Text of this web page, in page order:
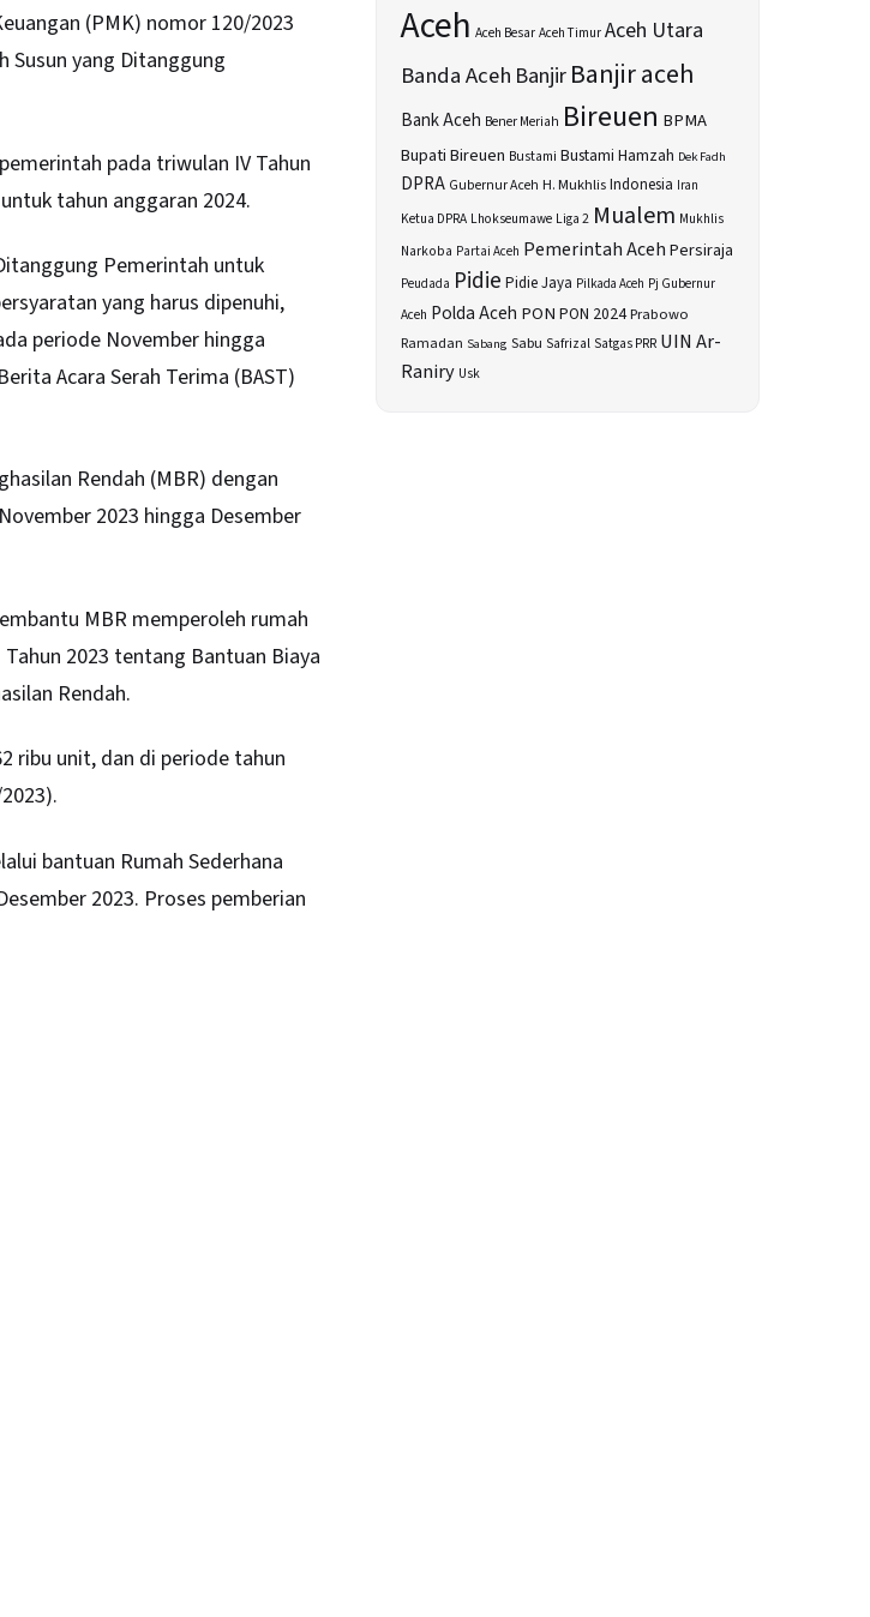
(PMK) nomor 120/2023
Susun yang Ditanggung
pada triwulan IV Tahun
tahun anggaran 2024.
Pemerintah untuk
yang harus dipenuhi,
periode November hingga
Acara Serah Terima (BAST)
Rendah (MBR) dengan
2023 hingga Desember
MBR memperoleh rumah
2023 tentang Bantuan Biaya
Rendah.
ribu unit, dan di periode tahun
bantuan Rumah Sederhana
2023. Proses pemberian
Aceh Aceh Besar Aceh Timur Aceh Utara
Banda Aceh BanjirBanjir aceh
Bank Aceh Bener Meriah Bireuen BPMA
Bupati Bireuen Bustami Bustami Hamzah Dek Fadh
DPRA Gubernur Aceh H. MukhlisIndonesia Iran
Ketua DPRA Lhokseumawe Liga 2 Mualem Mukhlis
Narkoba Partai Aceh Pemerintah AcehPersiraja
Peudada Pidie Pidie Jaya Pilkada Aceh Pj Gubernur
Aceh Polda Aceh PON PON 2024Prabowo
Ramadan Sabang Sabu SafrizalSatgas PRR UIN Ar-
Raniry Usk